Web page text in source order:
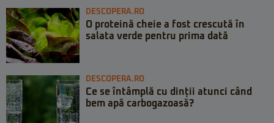
DESCOPERA.RO
O proteină cheie a fost crescută în
salata verde pentru prima dată
DESCOPERA.RO
Ce se întâmplă cu dinții atunci când
bem apă carbogazoasă?